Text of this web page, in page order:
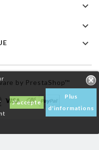
J'accepte
Plus
d'informations



by PrestaShop™